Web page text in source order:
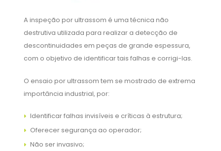
A inspeção por ultrassom é uma técnica não
destrutiva utilizada para realizar a detecção de
descontinuidades em peças de grande espessura,
com o objetivo de identificar tais falhas e corrigi-las.
O ensaio por ultrassom tem se mostrado de extrema
importância industrial, por:
Identificar falhas invisíveis e críticas à estrutura;
Oferecer segurança ao operador;
Não ser invasivo;